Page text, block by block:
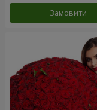
Замовити